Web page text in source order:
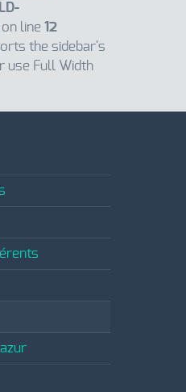
on line 12
the sidebar's
use Full Width